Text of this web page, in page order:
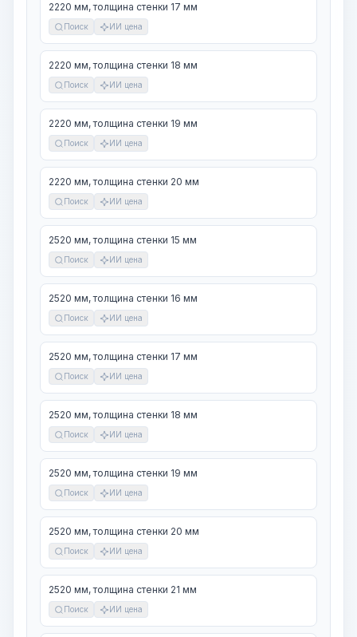
2220 мм, толщина стенки 17 мм
Поиск ИИ цена
2220 мм, толщина стенки 18 мм
Поиск ИИ цена
2220 мм, толщина стенки 19 мм
Поиск ИИ цена
2220 мм, толщина стенки 20 мм
Поиск ИИ цена
2520 мм, толщина стенки 15 мм
Поиск ИИ цена
2520 мм, толщина стенки 16 мм
Поиск ИИ цена
2520 мм, толщина стенки 17 мм
Поиск ИИ цена
2520 мм, толщина стенки 18 мм
Поиск ИИ цена
2520 мм, толщина стенки 19 мм
Поиск ИИ цена
2520 мм, толщина стенки 20 мм
Поиск ИИ цена
2520 мм, толщина стенки 21 мм
Поиск ИИ цена